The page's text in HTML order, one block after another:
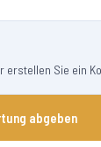
erstellen Sie ein
abgeben